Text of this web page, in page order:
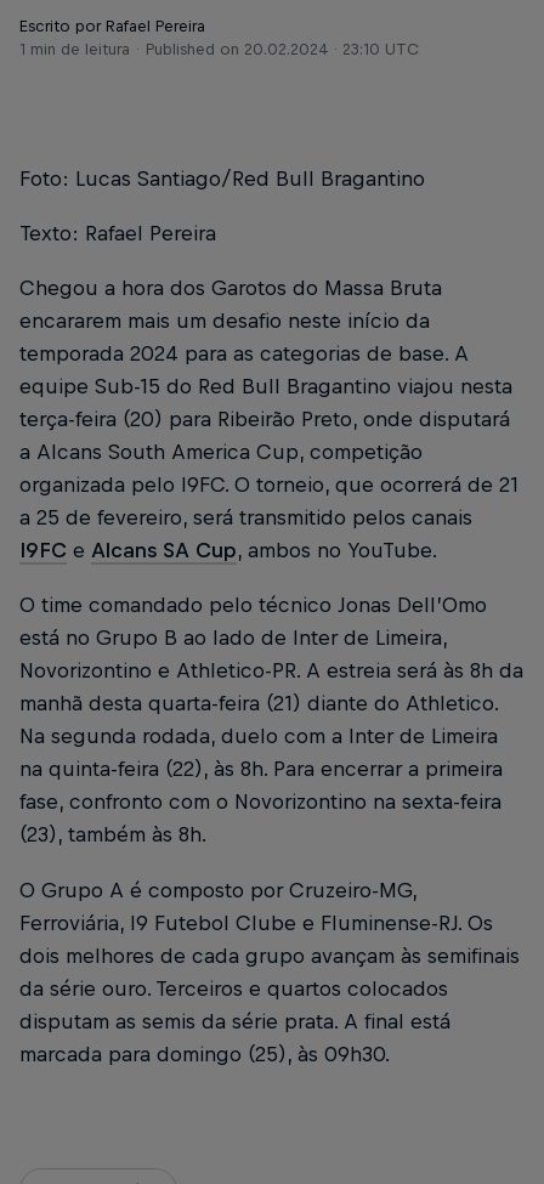
Escrito por Rafael Pereira
1 min de leitura
Published on 20.02.2024 · 23:10 UTC
Foto: Lucas Santiago/Red Bull Bragantino
Texto: Rafael Pereira
Chegou a hora dos Garotos do Massa Bruta
encararem mais um desafio neste início da
temporada 2024 para as categorias de base. A
equipe Sub-15 do Red Bull Bragantino viajou nesta
terça-feira (20) para Ribeirão Preto, onde disputará
a Alcans South America Cup, competição
organizada pelo I9FC. O torneio, que ocorrerá de 21
a 25 de fevereiro, será transmitido pelos canais
I9FC e Alcans SA Cup, ambos no YouTube.
O time comandado pelo técnico Jonas Dell’Omo
está no Grupo B ao lado de Inter de Limeira,
Novorizontino e Athletico-PR. A estreia será às 8h da
manhã desta quarta-feira (21) diante do Athletico.
Na segunda rodada, duelo com a Inter de Limeira
na quinta-feira (22), às 8h. Para encerrar a primeira
fase, confronto com o Novorizontino na sexta-feira
(23), também às 8h.
O Grupo A é composto por Cruzeiro-MG,
Ferroviária, I9 Futebol Clube e Fluminense-RJ. Os
dois melhores de cada grupo avançam às semifinais
da série ouro. Terceiros e quartos colocados
disputam as semis da série prata. A final está
marcada para domingo (25), às 09h30.